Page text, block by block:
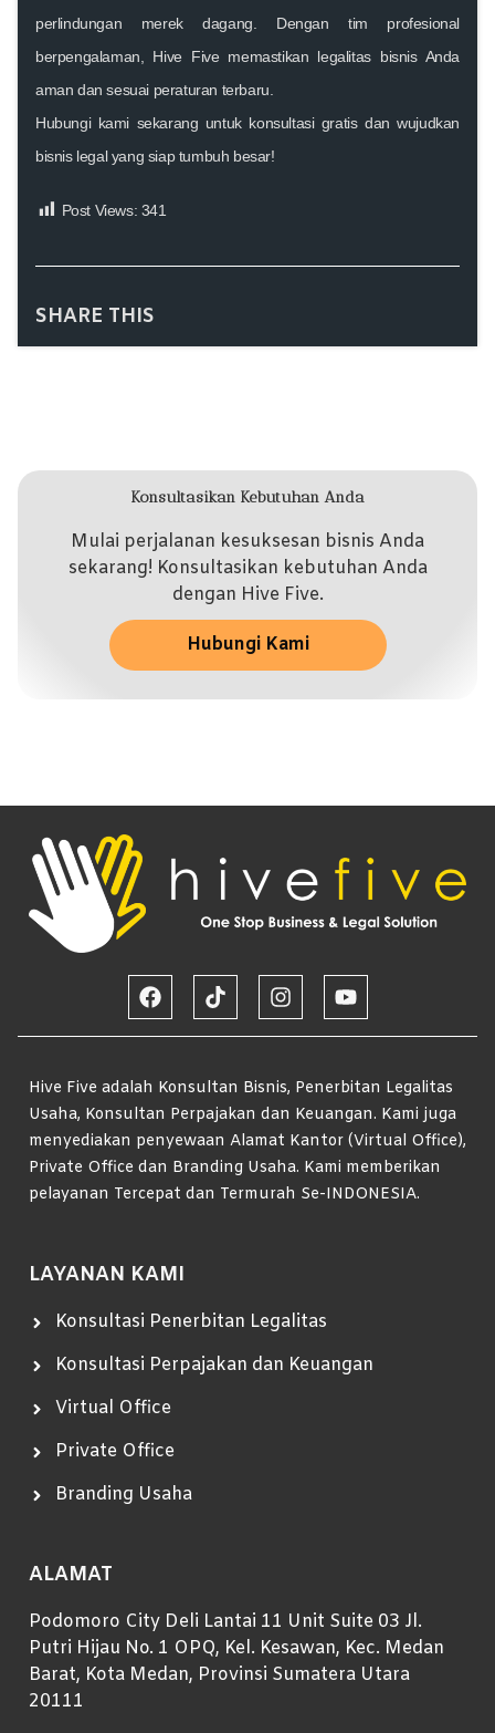
perlindungan merek dagang.
Dengan tim profesional
berpengalaman, Hive Five memastikan legalitas bisnis Anda
aman dan sesuai peraturan terbaru.
Hubungi kami sekarang untuk konsultasi gratis dan wujudkan
bisnis legal yang siap tumbuh besar!
Post Views: 341
SHARE THIS
Konsultasikan Kebutuhan Anda
Mulai perjalanan kesuksesan bisnis Anda
sekarang! Konsultasikan kebutuhan Anda
dengan Hive Five.
Hubungi Kami
Hive Five adalah Konsultan Bisnis, Penerbitan Legalitas
Usaha, Konsultan Perpajakan dan Keuangan. Kami juga
menyediakan penyewaan Alamat Kantor (Virtual Office),
Private Office dan Branding Usaha. Kami memberikan
pelayanan Tercepat dan Termurah Se-INDONESIA.
LAYANAN KAMI
Konsultasi Penerbitan Legalitas
Konsultasi Perpajakan dan Keuangan
Virtual Office
Private Office
Branding Usaha
ALAMAT
Podomoro City Deli Lantai 11 Unit Suite 03 Jl.
Putri Hijau No. 1 OPQ, Kel. Kesawan, Kec. Medan
Barat, Kota Medan, Provinsi Sumatera Utara
20111